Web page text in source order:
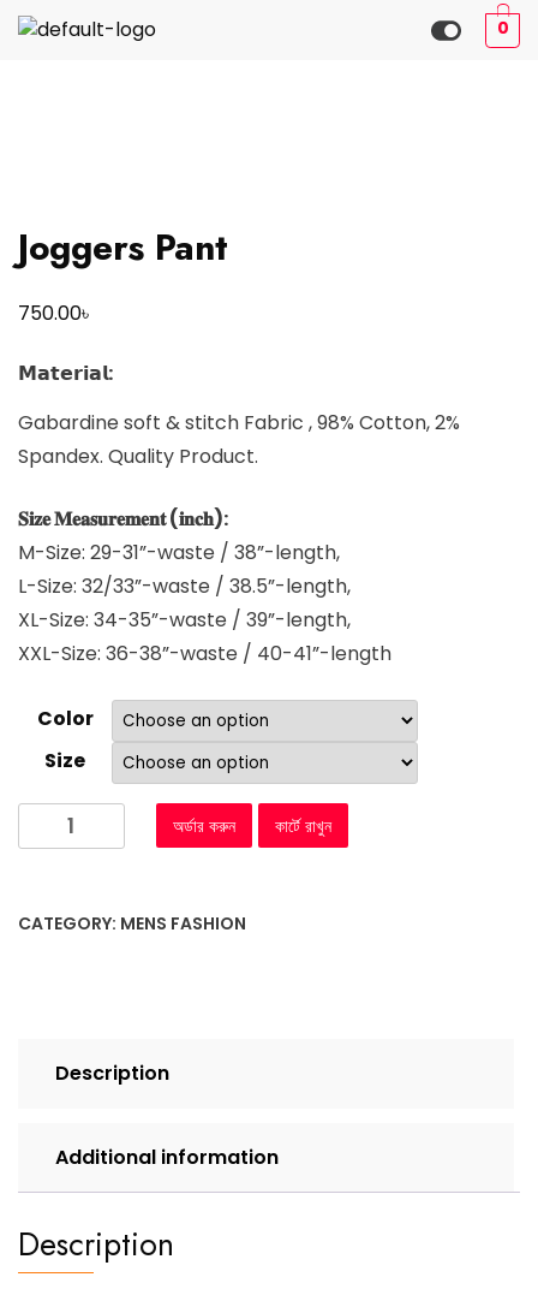
0
Joggers Pant
750.00৳
𝗠𝗮𝘁𝗲𝗿𝗶𝗮𝗹:
Gabardine soft & stitch Fabric , 98% Cotton, 2%
Spandex. Quality Product.
𝐒𝐢𝐳𝐞 𝐌𝐞𝐚𝐬𝐮𝐫𝐞𝐦𝐞𝐧𝐭 (𝐢𝐧𝐜𝐡):
M-Size: 29-31”-waste / 38”-length,
L-Size: 32/33”-waste / 38.5”-length,
XL-Size: 34-35”-waste / 39”-length,
XXL-Size: 36-38”-waste / 40-41”-length
Color
Size
অর্ডার করুন কার্টে রাখুন
CATEGORY: MENS FASHION
Description
Additional information
Description